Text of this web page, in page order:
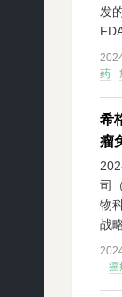
发
药
希
瘤
司
物
战
癌